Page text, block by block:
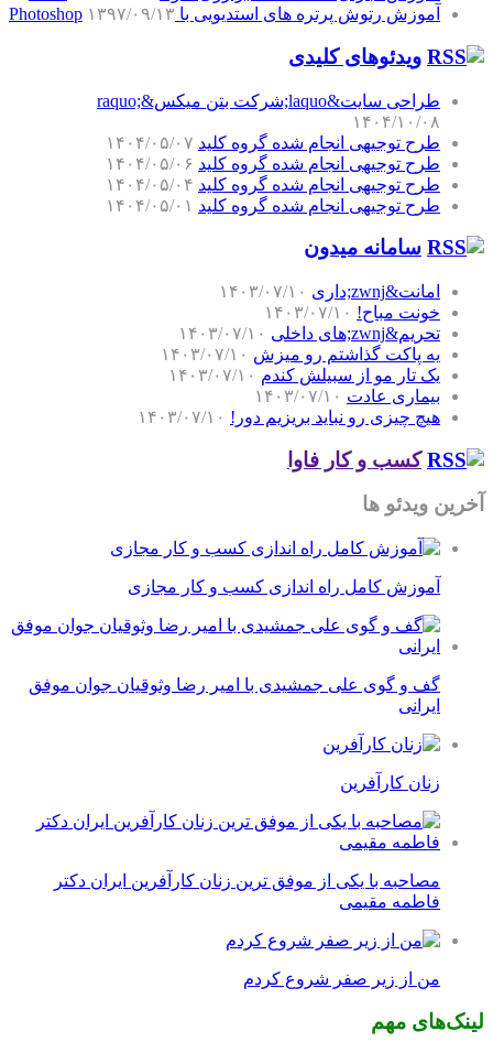
آموزش رتوش پرتره های استدیویی با Photoshop ۱۳۹۷/۰۹/۱۳
ویدئوهای کلیدی
طراحی سایت&laquo;شرکت بتن میکس&raquo;
۱۴۰۴/۱۰/۰۸
طرح توجیهی انجام شده گروه کلید ۱۴۰۴/۰۵/۰۷
طرح توجیهی انجام شده گروه کلید ۱۴۰۴/۰۵/۰۶
طرح توجیهی انجام شده گروه کلید ۱۴۰۴/۰۵/۰۴
طرح توجیهی انجام شده گروه کلید ۱۴۰۴/۰۵/۰۱
سامانه میدون
امانت&zwnj;داری
۱۴۰۳/۰۷/۱۰
خونت مباح! ۱۴۰۳/۰۷/۱۰
تحریم&zwnj;های داخلی
۱۴۰۳/۰۷/۱۰
یه پاکت گذاشتم رو میزش ۱۴۰۳/۰۷/۱۰
یک تار مو از سبیلش کندم ۱۴۰۳/۰۷/۱۰
بیماری عادت ۱۴۰۳/۰۷/۱۰
هیچ چیزی رو نباید بریزیم دور! ۱۴۰۳/۰۷/۱۰
کسب و کار فاوا
آخرین ویدئو ها
آموزش کامل راه اندازی کسب و کار مجازی
گف و گوی علی جمشیدی با امیر رضا وثوقیان جوان موفق
ایرانی
زنان کارآفرین
مصاحبه با یکی از موفق ترین زنان کارآفرین ایران دکتر
فاطمه مقیمی
من از زیر صفر شروع کردم
لینک‌های مهم